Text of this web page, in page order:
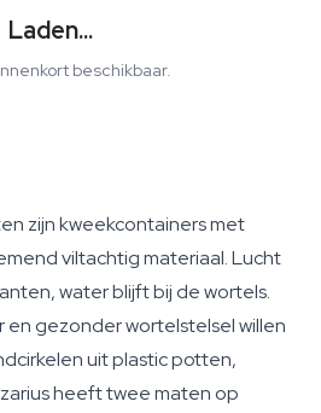
Laden...
beschikbaar.
zijn kweekcontainers met
viltachtig materiaal. Lucht
water blijft bij de wortels.
en gezonder wortelstelsel willen
uit plastic potten,
heeft twee maten op